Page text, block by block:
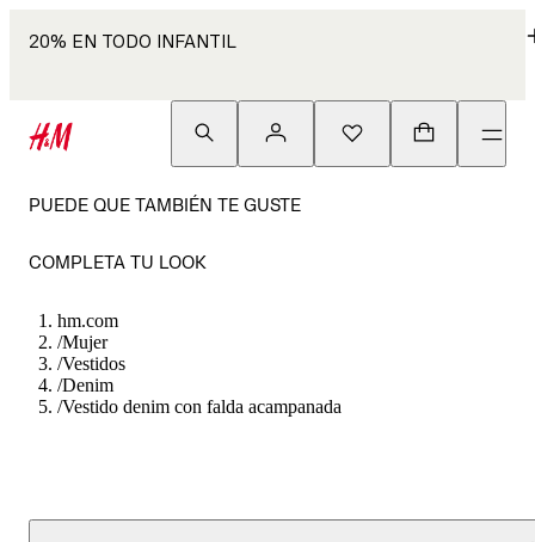
20% EN TODO INFANTIL
PUEDE QUE TAMBIÉN TE GUSTE
COMPLETA TU LOOK
hm.com
/Mujer
/Vestidos
/Denim
/Vestido denim con falda acampanada